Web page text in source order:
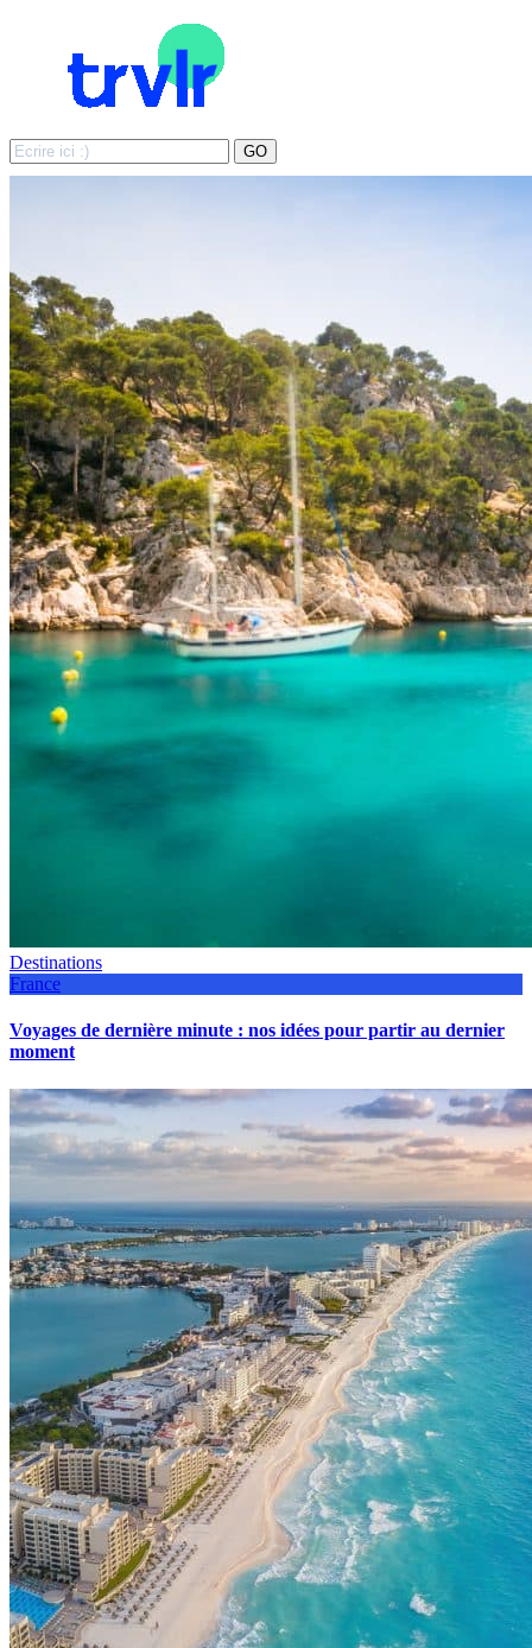
Search
for:
GO
Destinations
France
Voyages de dernière minute : nos idées pour partir au dernier
moment